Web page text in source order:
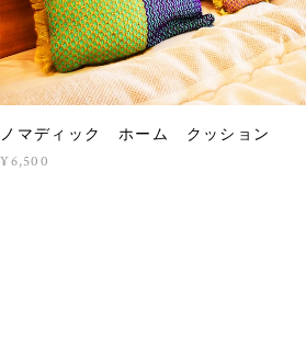
ノマディック ホーム クッション
¥6,500